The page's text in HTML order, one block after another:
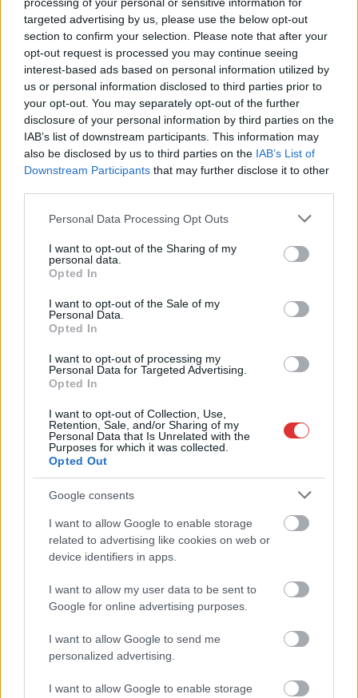
targeted advertising by us, please use the below opt-out
section to confirm your selection. Please note that after your
opt-out request is processed you may continue seeing
interest-based ads based on personal information utilized by
us or personal information disclosed to third parties prior to
your opt-out. You may separately opt-out of the further
disclosure of your personal information by third parties on the
IAB’s list of downstream participants. This information may
also be disclosed by us to third parties on the IAB’s List of
Downstream Participants that may further disclose it to other
Please note that this website/app uses one or more Google
not limited to your visit or usage behaviour. You may click to
grant or deny consent to Google and its third-party tags to
use your data for below specified purposes in below Google
consent section.
Personal Data Processing Opt Outs
I want to opt-out of the Sharing of my
personal data.
Opted In
I want to opt-out of the Sale of my
Personal Data.
Opted In
I want to opt-out of processing my
Personal Data for Targeted Advertising.
Opted In
I want to opt-out of Collection, Use,
Retention, Sale, and/or Sharing of my
Personal Data that Is Unrelated with the
Purposes for which it was collected.
Opted Out
Google consents
I want to allow Google to enable storage
related to advertising like cookies on web or
device identifiers in apps.
I want to allow my user data to be sent to
Google for online advertising purposes.
I want to allow Google to send me
personalized advertising.
I want to allow Google to enable storage
baleset történt péntek
este a Pest megyei
Újszilvásnál, a 3121-es
úton. Egy személyautó
eddig tisztázatlan
körülmények között
letért az útról, majd
nagy sebességgel egy fának csapódott.
Magyarország 3121-es út,baleset, gépkocsi közlekedés,
tápiógyörgye
Három évtized bajtársi hűség – tűzoltók, akik
harminc éve együtt kezdték
2025.11.10.
Kevés dolog marad
változatlan három
bajtársi hűség azok
közé tartozik, amelyek
kiállják az idő próbáját.
azóta, hogy egy csapat
ki Jászberényben, más Tiszafüreden vagy Mezőtúron kezdte
szolgálatát. A közös indulásból azóta barátság, kölcsönös
tisztelet és példamutató szakmai összetartás született.
TOVÁBB OLVASOM
JNSZ megyei hírek bajtársi kötelék, hivatás Jász-Nagykun-Szolnok
Jászberény,jubileum,közösség,mezőtúr